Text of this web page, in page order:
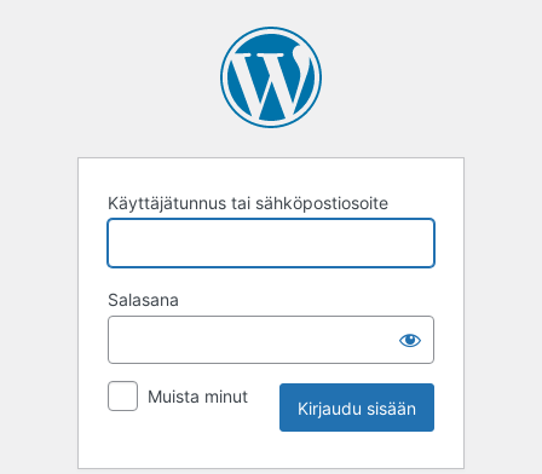
Käyttäjätunnus tai sähköpostiosoite
Salasana
Muista minut